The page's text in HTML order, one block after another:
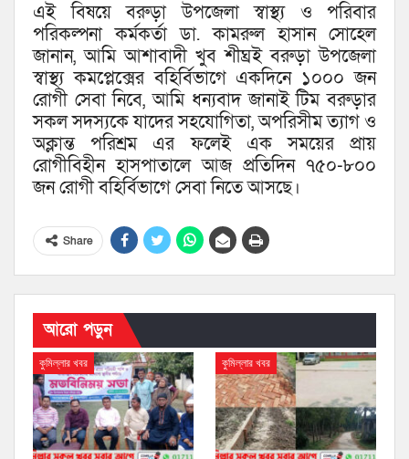
এই বিষয়ে বরুড়া উপজেলা স্বাস্থ্য ও পরিবার
পরিকল্পনা কর্মকর্তা ডা. কামরুল হাসান সোহেল
জানান, আমি আশাবাদী খুব শীঘ্রই বরুড়া উপজেলা
স্বাস্থ্য কমপ্লেক্সের বহির্বিভাগে একদিনে ১০০০ জন
রোগী সেবা নিবে, আমি ধন্যবাদ জানাই টিম বরুড়ার
সকল সদস্যকে যাদের সহযোগিতা, অপরিসীম ত্যাগ ও
অক্লান্ত পরিশ্রম এর ফলেই এক সময়ের প্রায়
রোগীবিহীন হাসপাতালে আজ প্রতিদিন ৭৫০-৮০০
জন রোগী বহির্বিভাগে সেবা নিতে আসছে।
Share
আরো পড়ুন
কুমিল্লার খবর কুমিল্লার খবর